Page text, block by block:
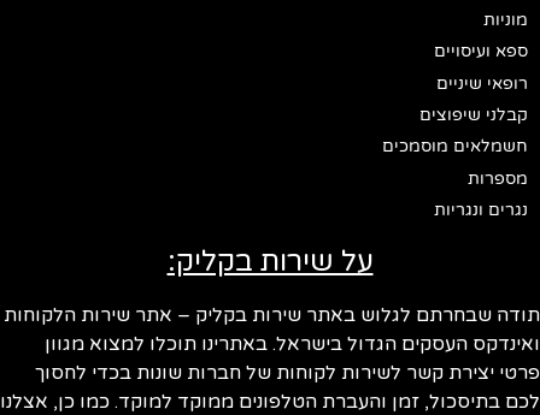
מוניות
ספא ועיסויים
רופאי שיניים
קבלני שיפוצים
חשמלאים מוסמכים
מספרות
נגרים ונגריות
על שירות בקליק:
שבחרתם לגלוש באתר שירות בקליק – אתר שירות הלקוחות
העסקים הגדול בישראל. באתרינו תוכלו למצוא מגוון
יצירת קשר לשירות לקוחות של חברות שונות בכדי לחסוך
בתיסכול, זמן והעברת הטלפונים ממוקד למוקד. כמו כן, אצלנו